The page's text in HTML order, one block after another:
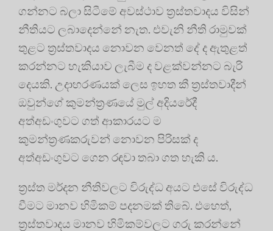
ගන්නට බලා සිටීමේ අවස්ථාව ත්‍රස්තවාදය විසින්
නීතියට ලබාදෙන්නේ නැත. එවැනි නීති රාමුවක්
තුළට ත්‍රස්තවාදය නොවන වෙනත් දේ ද ඇතුළත්
කරන්නට හැකියාව ලැබීම ද වළක්වන්නට බැරි
දෙයකි. උදාහරණයක් ලෙස ඉහත කී ත්‍රස්තවාදීන්
ඔවුන්ගේ කුමන්ත්‍රණයේ මුල් අදියරේදී
අත්අඩංගුවට ගත් ආකාරයට ම
කුමන්ත්‍රණකරුවන් නොවන පිරිසක් ද
අත්අඩංගුවට ගෙන රඳවා තබා ගත හැකි ය.
ත්‍රස්ත මර්දන නීතිවලට විරුද්ධ අයට එසේ විරුද්ධ
වීමට මානව හිමිකම් පදනමක් තිබේ. එහෙත්,
ත්‍රස්තවාදය මානව හිමිකම්වලට ගරු කරන්නේ